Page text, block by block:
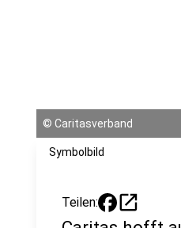
© Caritasverband
Symbolbild
Teilen: open_in_new